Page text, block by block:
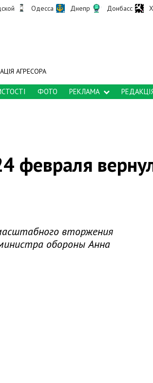
Одесса Днепр Донбасс
АГРЕСОРА
ФОТО РЕКЛАМА
февраля
вторжения
обороны Анна